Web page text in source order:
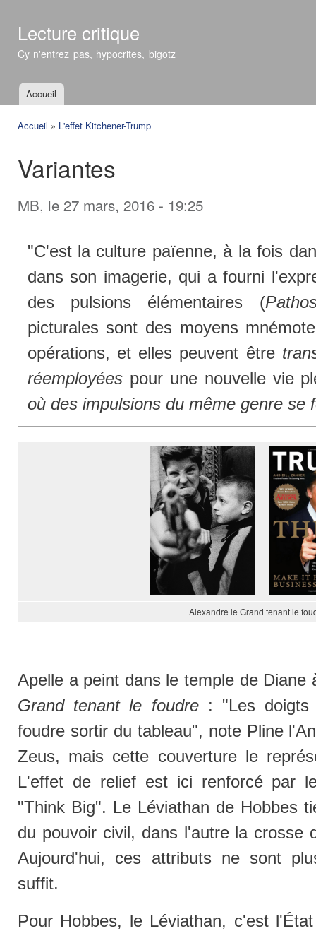
Lecture critique
Cy n'entrez pas, hypocrites, bigotz
Menu principal
Accueil
Accueil » L'effet Kitchener-Trump
Variantes
MB, le 27 mars, 2016 - 19:25
"C'est la culture païenne, à la fois
dans son imagerie, qui a fourni
des pulsions élémentaires (
picturales sont des moyens
opérations, et elles peuvent être
réemployéespour une nouvelle vie
où des impulsions du même genre se
Alexandre le Grand tenant le
Apelle a peint dans le temple de
Grand tenant le foudre: "Les doigts
foudre sortir du tableau", note Pline
Zeus, mais cette couverture le
L'effet de relief est ici renforcé par
"Think Big". Le Léviathan de Hobbes
du pouvoir civil, dans l'autre la crosse
Aujourd'hui, ces attributs ne sont
suffit.
Pour Hobbes, le Léviathan, c'est